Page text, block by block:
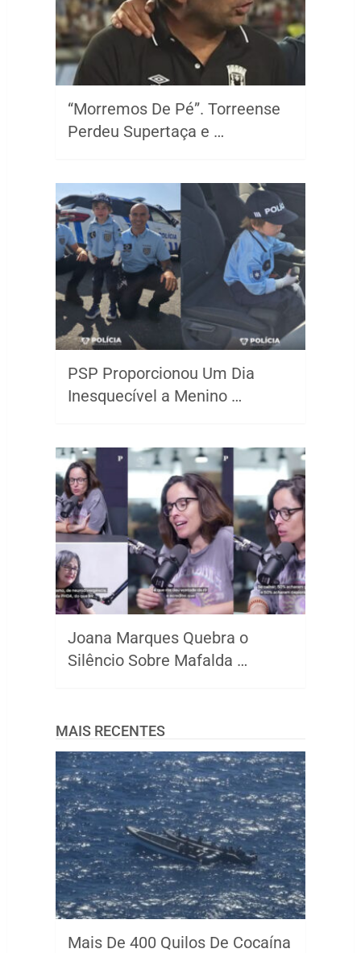
“Morremos De Pé”. Torreense
Perdeu Supertaça e …
PSP Proporcionou Um Dia
Inesquecível a Menino …
Joana Marques Quebra o
Silêncio Sobre Mafalda …
MAIS RECENTES
Mais De 400 Quilos De Cocaína